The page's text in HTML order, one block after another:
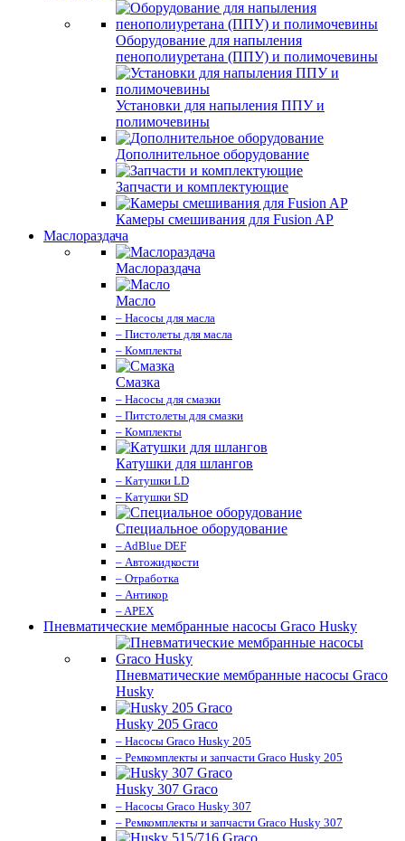
Оборудование для напыления
пенополиуретана (ППУ) и полимочевины
Установки для напыления ППУ и
полимочевины
Дополнительное оборудование
Запчасти и комплектующие
Камеры смешивания для Fusion AP
Маслораздача
Маслораздача
Масло
– Насосы для масла
– Пистолеты для масла
– Комплекты
Смазка
– Насосы для смазки
– Питстолеты для смазки
– Комплекты
Катушки для шлангов
– Катушки LD
– Катушки SD
Специальное оборудование
– AdBlue DEF
– Автожидкости
– Отработка
– Антикор
– APEX
Пневматические мембранные насосы Graco Husky
Пневматические мембранные насосы Graco
Husky
Husky 205 Graco
– Насосы Graco Husky 205
– Ремкомплекты и запчасти Graco Husky 205
Husky 307 Graco
– Насосы Graco Husky 307
– Ремкомплекты и запчасти Graco Husky 307